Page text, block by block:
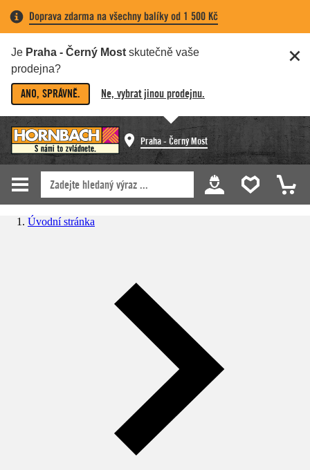
Doprava zdarma na všechny balíky od 1 500 Kč
Je Praha - Černý Most skutečně vaše
prodejna?
ANO, SPRÁVNĚ. Ne, vybrat jinou prodejnu.
Praha - Černý Most
Úvodní stránka